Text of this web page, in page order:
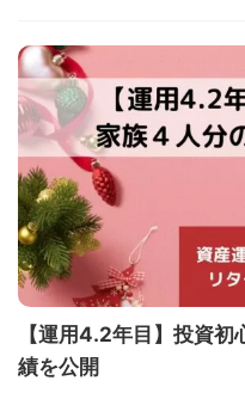
【運用4.2年目】投資
績を公開